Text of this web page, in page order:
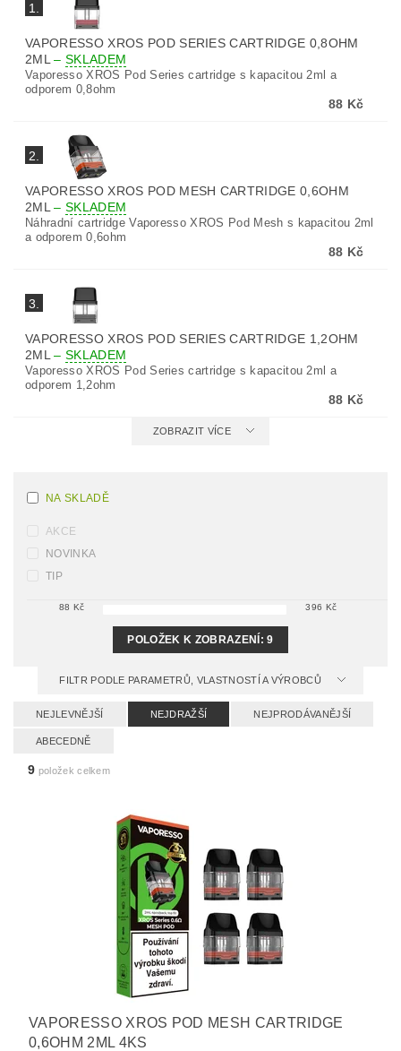
1.
VAPORESSO XROS POD SERIES CARTRIDGE 0,8OHM
2ML–SKLADEM
Vaporesso XROS Pod Series cartridge s kapacitou 2ml a
odporem 0,8ohm
88 Kč
2.
VAPORESSO XROS POD MESH CARTRIDGE 0,6OHM
2ML–SKLADEM
Náhradní cartridge Vaporesso XROS Pod Mesh s kapacitou 2ml
a odporem 0,6ohm
88 Kč
3.
VAPORESSO XROS POD SERIES CARTRIDGE 1,2OHM
2ML–SKLADEM
Vaporesso XROS Pod Series cartridge s kapacitou 2ml a
odporem 1,2ohm
88 Kč
ZOBRAZIT VÍCE
NA SKLADĚ
AKCE
NOVINKA
TIP
88 Kč 396 Kč
POLOŽEK K ZOBRAZENÍ:9
FILTR PODLE PARAMETRŮ, VLASTNOSTÍ A VÝROBCŮ
NEJLEVNĚJŠÍ NEJDRAŽŠÍ NEJPRODÁVANĚJŠÍ
ABECEDNĚ
9 položek celkem
VAPORESSO XROS POD MESH CARTRIDGE
0,6OHM 2ML 4KS